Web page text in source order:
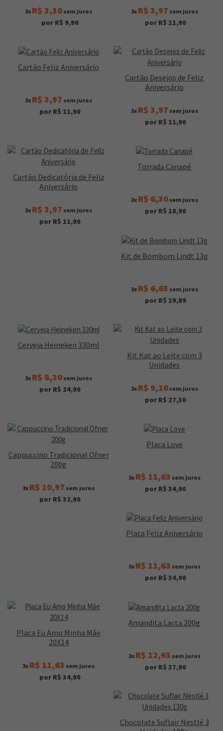
3x R$ 3,30 sem juros
por R$ 9,90
3x R$ 3,97 sem juros
por R$ 11,90
Cartão Feliz Aniversário
3x R$ 3,97 sem juros
por R$ 11,90
Cartão Desejos de Feliz
Aniversário
3x R$ 3,97 sem juros
por R$ 11,90
Cartão Dedicatória de Feliz
Aniversário
3x R$ 3,97 sem juros
por R$ 11,90
Torrada Canapé
3x R$ 6,30sem juros
por R$ 18,90
Kit de Bombom Lindt 13g
3x R$ 6,63 sem juros
por R$ 19,89
Cerveja Heineken 330ml
3x R$ 8,30 sem juros
por R$ 24,90
Kit Kat ao Leite com 3
Unidades
3x R$ 9,10sem juros
por R$ 27,30
Cappuccino Tradicional Ofner
200g
3x R$ 10,97 sem juros
por R$ 32,90
Placa Love
3x R$ 11,63 sem juros
por R$ 34,90
Placa Feliz Aniversário
3x R$ 11,63 sem juros
por R$ 34,90
Placa Eu Amo Minha Mãe
20X14
3x R$ 11,63 sem juros
por R$ 34,90
Amandita Lacta 200g
3x R$ 12,63 sem juros
por R$ 37,90
Chocolate Suflair Nestlé 3